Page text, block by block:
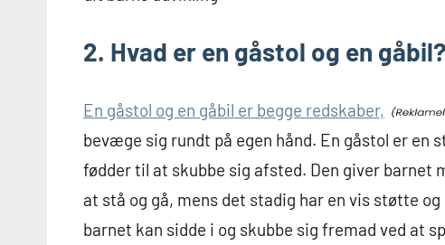
2. Hvad er en gåstol og en gåbil?
En gåstol og en gåbil er begge redskaber,
bevæge sig rundt på egen hånd. En gåstol er en
fødder til at skubbe sig afsted. Den giver barnet
at stå og gå, mens det stadig har en vis støtte
barnet kan sidde i og skubbe sig fremad ved at